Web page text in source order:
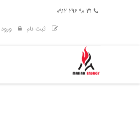
ثبت نام
ورود